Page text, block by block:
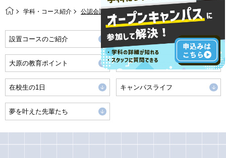
学科・コース紹介 公認会計士・税理士系
設置コースのご紹介 就職・資格の合格実績
大原の教育ポイント 万全の就職サポート体制
在校生の1日 キャンパスライフ
夢を叶えた先輩たち